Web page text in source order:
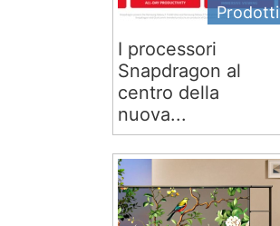
Prodotti
I processori
Snapdragon al
centro della
nuova...